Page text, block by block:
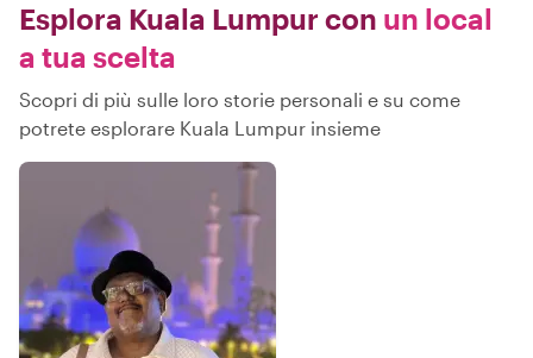
Esplora Kuala Lumpur con un local
a tua scelta
Scopri di più sulle loro storie personali e su come
potrete esplorare Kuala Lumpur insieme